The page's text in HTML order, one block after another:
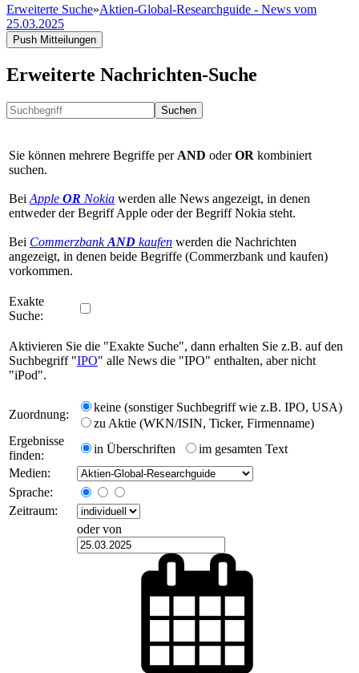
Erweiterte Suche»Aktien-Global-Researchguide - News vom
25.03.2025
Push Mitteilungen
Erweiterte Nachrichten-Suche
Suchen
Sie können mehrere Begriffe per AND oderOR kombiniert
suchen.
Bei Apple OR Nokia werden alle News angezeigt, in denen
entweder der Begriff Apple oder der Begriff Nokia steht.
Bei CommerzbankAND kaufen werden die Nachrichten
angezeigt, in denen beide Begriffe (Commerzbank und kaufen)
vorkommen.
Exakte
Suche:
Aktivieren Sie die "Exakte Suche", dann erhalten Sie z.B. auf den
Suchbegriff "IPO" alle News die "IPO" enthalten, aber nicht
"iPod".
Zuordnung:
keine (sonstiger Suchbegriff wie z.B. IPO, USA)
zu Aktie (WKN/ISIN, Ticker, Firmenname)
Ergebnisse
finden:
in Überschriften
im gesamten Text
Medien:
Sprache:
Zeitraum:
oder von